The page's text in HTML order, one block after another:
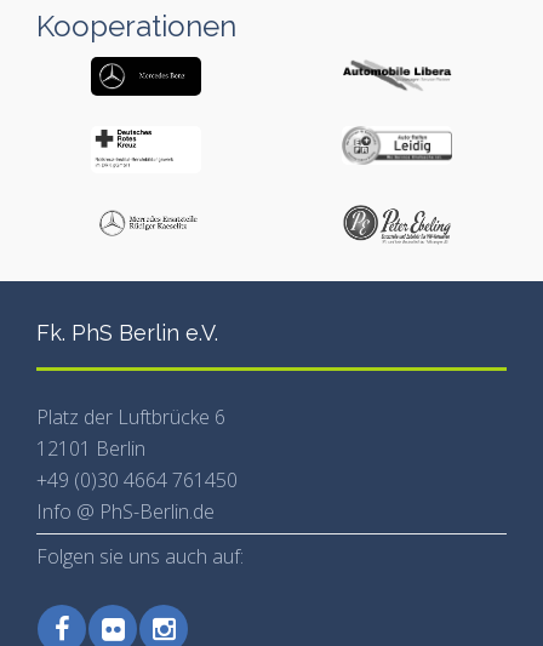
Kooperationen
Fk. PhS Berlin e.V.
Platz der Luftbrücke 6
12101 Berlin
+49 (0)30 4664 761450
Info @ PhS-Berlin.de
Folgen sie uns auch auf: